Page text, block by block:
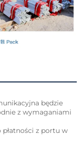
będzie
z wymaganiami
płatności z portu w